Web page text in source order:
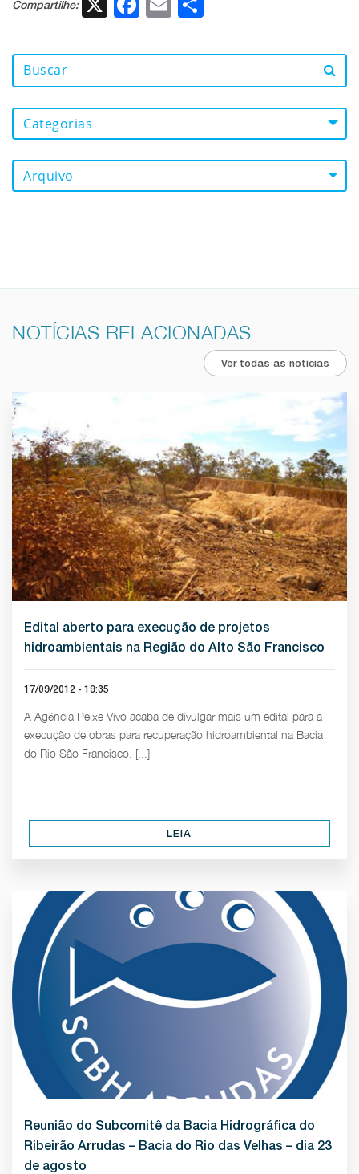
Compartilhe:
Categorias
Arquivo
NOTÍCIAS RELACIONADAS
Ver todas as notícias
Edital aberto para execução de projetos
hidroambientais na Região do Alto São Francisco
17/09/2012 - 19:35
A Agência Peixe Vivo acaba de divulgar mais um edital para a
execução de obras para recuperação hidroambiental na Bacia
do Rio São Francisco. [...]
LEIA
Reunião do Subcomitê da Bacia Hidrográfica do
Ribeirão Arrudas – Bacia do Rio das Velhas – dia 23
de agosto